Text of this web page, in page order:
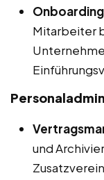
Mitarbeiter
und